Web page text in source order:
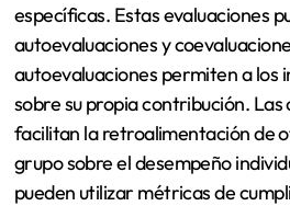
específicas. Estas evaluaciones
autoevaluaciones y
autoevaluaciones permiten a los
sobre su propia contribución. Las
facilitan la retroalimentación de
grupo sobre el desempeño
pueden utilizar métricas de